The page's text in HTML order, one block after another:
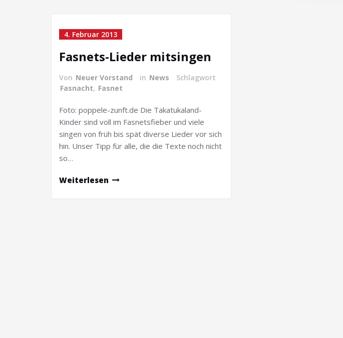
4. Februar 2013
Fasnets-Lieder mitsingen
Von Neuer Vorstand in News
Schlagwort
Fasnacht, Fasnet
Foto: poppele-zunft.de Die Takatukaland-
Kinder sind voll im Fasnetsfieber und viele
singen von früh bis spät diverse Lieder vor sich
hin. Unser Tipp für alle, die die Texte noch nicht
so…
Weiterlesen